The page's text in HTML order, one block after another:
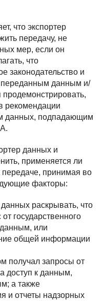
что экспортер
передачу, не
мер, если он
что
законодательство и
переданным данным и/
рекомендации
данных, подпадающим
данных и
применяется ли
передаче, принимая во
факторы:
раскрывать, что
государственного
или
общей информации
получал запросы от
доступ к данным,
а также
и отчеты надзорных